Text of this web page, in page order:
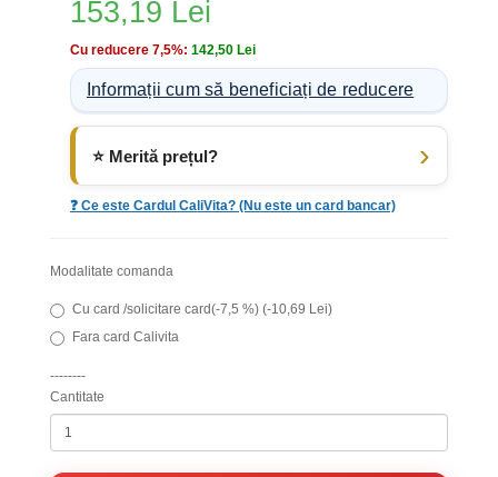
153,19 Lei
Cu reducere 7,5%: 142,50 Lei
Informații cum să beneficiați de reducere
⭐ Merită prețul?
❓ Ce este Cardul CaliVita? (Nu este un card bancar)
Modalitate comanda
Cu card /solicitare card(-7,5 %) (-10,69 Lei)
Fara card Calivita
--------
Cantitate